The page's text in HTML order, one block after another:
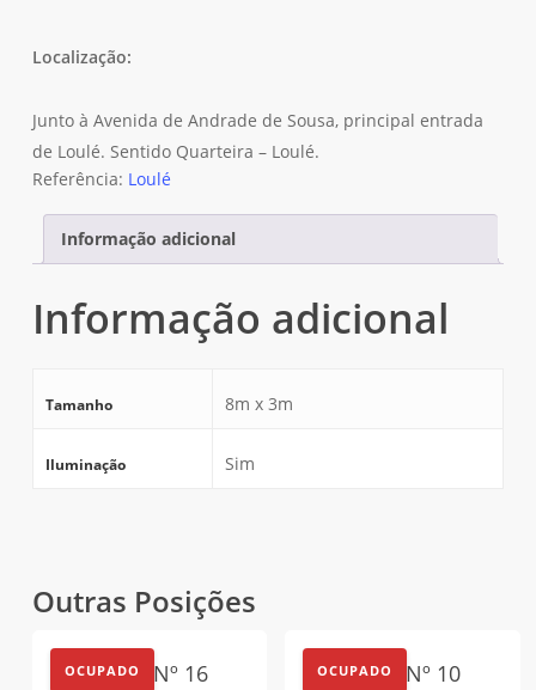
Localização:
Junto à Avenida de Andrade de Sousa, principal entrada
de Loulé. Sentido Quarteira – Loulé.
Referência: Loulé
Informação adicional
Informação adicional
Tamanho 8m x 3m
Iluminação Sim
Outras Posições
OCUPADO
Outdoor Nº 16 OCUPADO
Outdoor Nº 10